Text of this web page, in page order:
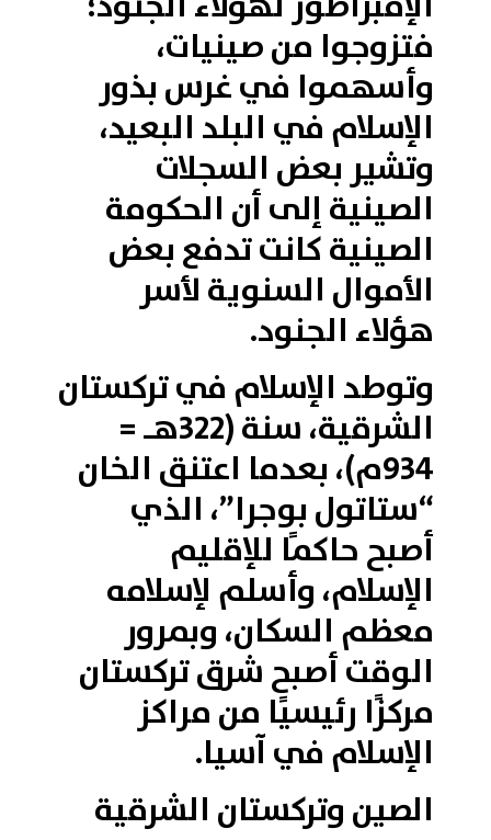
فتزوجوا من صينيات،
وأسهموا في غرس بذور
الإسلام في البلد البعيد،
وتشير بعض السجلات
الصينية إلى أن الحكومة
الصينية كانت تدفع بعض
الأموال السنوية لأسر
هؤلاء الجنود.
وتوطد الإسلام في تركستان
الشرقية، سنة (322هـ =
934م)، بعدما اعتنق الخان
“ستاتول بوجرا”، الذي
أصبح حاكمًا للإقليم
الإسلام، وأسلم لإسلامه
معظم السكان، وبمرور
الوقت أصبح شرق تركستان
مركزًا رئيسيًا من مراكز
الإسلام في آسيا.
الصين وتركستان الشرقية